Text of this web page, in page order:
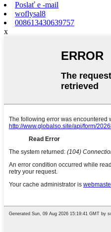
Poslať e -mail
woflysal8
008613430639757
x